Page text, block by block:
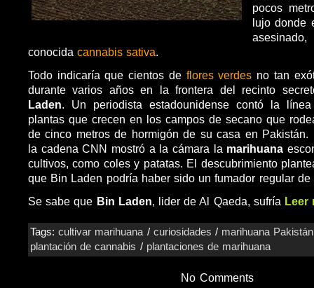
pocos
lujo donde
conocidacannabis sativa.
Todo indicaría que cientos de flores verdes no tan
durante varios años en la frontera del recinto
Laden. Un periodista estadounidense contó la
plantas que crecen en los campos de secano que
de cinco metros de hormigón de su casa en Pakistán.
la cadena CNN mostró a la cámara la marihuana
cultivos, como coles y patatas. El descubrimiento
que Bin Laden podría haber sido un fumador regular de
Se sabe que Bin Laden, lider de Al Qaeda, sufría Leer
Tags:cultivar marihuana / curiosidades / marihuana Pakistán
plantación de cannabis / plantaciones de marihuana
No Comments